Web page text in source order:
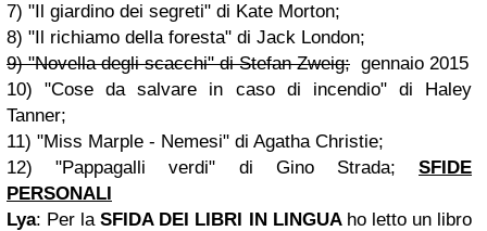
7) "Il giardino dei segreti" di Kate Morton;
8) "Il richiamo della foresta" di Jack London;
9) "Novella degli scacchi" di Stefan Zweig; gennaio 2015
10) "Cose da salvare in caso di incendio" di Haley
Tanner;
11) "Miss Marple - Nemesi" di Agatha Christie;
12) "Pappagalli verdi" di Gino Strada;
SFIDE
PERSONALI
Lya: Per laSFIDA DEI LIBRI IN LINGUA ho letto un libro